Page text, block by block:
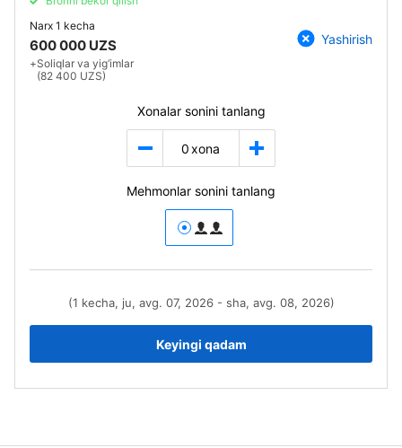
Narx 1 kecha
600 000 UZS
+Soliqlar va yig‘imlar
(82 400 UZS)
Yashirish
Xonalar sonini tanlang
0 xona
Mehmonlar sonini tanlang
(1 kecha, ju, avg. 07, 2026 - sha, avg. 08, 2026)
Keyingi qadam